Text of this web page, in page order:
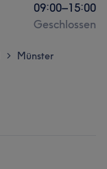
09:00–15:00
Geschlossen
> Münster